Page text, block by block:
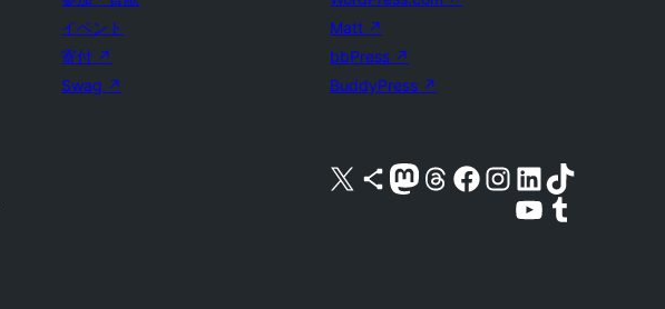
イベント
寄付 ↗
Swag ↗
Matt ↗
bbPress ↗
BuddyPress ↗
X (旧 Twitter) アカウントへ Bluesky アカウントへ Mastodon アカウントへ Threads アカウントへ Facebook ページへ Instagram アカウントへ LinkedIn アカウントへTikTok アカウントへ
YouTube チャンネルへ Tumblr アカウントへ